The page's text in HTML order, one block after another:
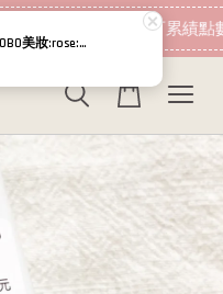
加入會員 消費即可累績點
【隔日出貨】現貨:fire:BOBO美妝:rose:專櫃貨 RELOVE 黑泌肽豐盈洗髮精450ml 黑泌肽養髮液 100ml 12%